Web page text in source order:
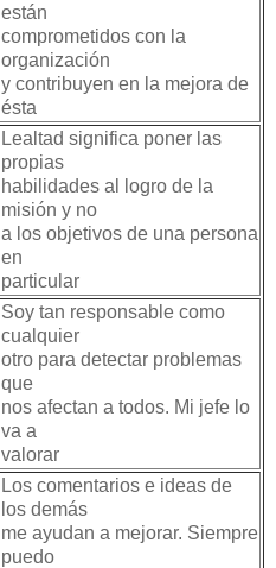
están
comprometidos con la
organización
y contribuyen en la mejora de
ésta
Lealtad significa poner las
propias
habilidades al logro de la
misión y no
a los objetivos de una persona
en
particular
Soy tan responsable como
cualquier
otro para detectar problemas
que
nos afectan a todos. Mi jefe lo
va a
valorar
Los comentarios e ideas de
los demás
me ayudan a mejorar. Siempre
puedo